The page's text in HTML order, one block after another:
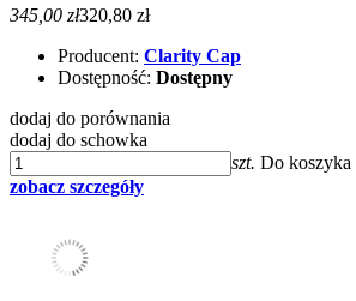
345,00 zł320,80 zł
Producent: Clarity Cap
Dostępność: Dostępny
dodaj do porównania
dodaj do schowka
szt. Do koszyka
zobacz szczegóły